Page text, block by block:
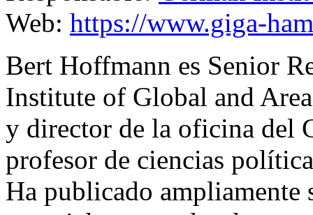
Web: https://www.giga-
Bert Hoffmann es Senior
Institute of Global and
y director de la oficina del
profesor de ciencias
Ha publicado ampliamente